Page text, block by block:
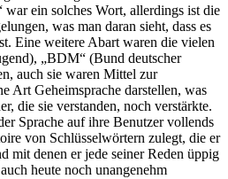
war ein solches Wort, allerdings ist die
was man daran sieht, dass es
Eine weitere Abart waren die vielen
„BDM“ (Bund deutscher
auch sie waren Mittel zur
Art Geheimsprache darstellen, was
die sie verstanden, noch verstärkte.
Sprache auf ihre Benutzer vollends
von Schlüsselwörtern zulegt, die er
mit denen er jede seiner Reden üppig
heute noch unangenehm